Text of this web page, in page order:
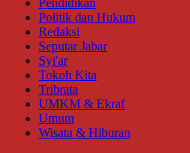
Pendidikan
Politik dan Hukum
Redaksi
Seputar Jabar
Syi'ar
Tokoh Kita
Tribrata
UMKM & Ekraf
Umum
Wisata & Hiburan